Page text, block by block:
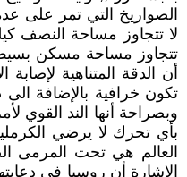
الصواريخ التي تمر على
لا تتجاوز مساحة النصف
تتجاوز مساحة مسكن
أن الدقة المتناهية
تكون خرافية بالإضافة
وبصراحة أنها الند القوي
بأي تحرك لا يرضي
العالم هي تحت المرمى
الاشارة أن روسيا في